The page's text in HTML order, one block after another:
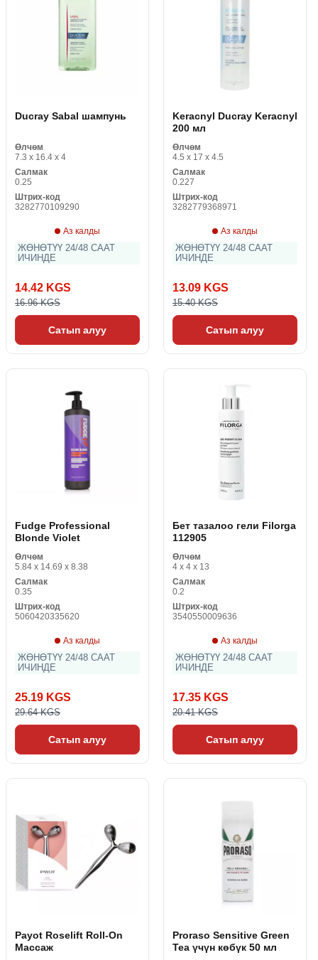
Ducray Sabal шампунь
Өлчөм
7.3 x 16.4 x 4
Салмак
0.25
Штрих-код
3282770109290
Аз калды
ЖӨНӨТҮҮ 24/48 СААТ
ИЧИНДЕ
14.42 KGS
16.96 KGS
Сатып алуу
Keracnyl Ducray Keracnyl
200 мл
Өлчөм
4.5 x 17 x 4.5
Салмак
0.227
Штрих-код
3282779368971
Аз калды
ЖӨНӨТҮҮ 24/48 СААТ
ИЧИНДЕ
13.09 KGS
15.40 KGS
Сатып алуу
Fudge Professional
Blonde Violet
Өлчөм
5.84 x 14.69 x 8.38
Салмак
0.35
Штрих-код
5060420335620
Аз калды
ЖӨНӨТҮҮ 24/48 СААТ
ИЧИНДЕ
25.19 KGS
29.64 KGS
Сатып алуу
Бет тазалоо гели Filorga
112905
Өлчөм
4 x 4 x 13
Салмак
0.2
Штрих-код
3540550009636
Аз калды
ЖӨНӨТҮҮ 24/48 СААТ
ИЧИНДЕ
17.35 KGS
20.41 KGS
Сатып алуу
Payot Roselift Roll-On
Массаж
Proraso Sensitive Green
Tea үчүн көбүк 50 мл